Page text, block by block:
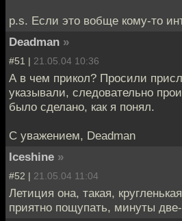
p.s. Если это вобще кому-то
Deadman »
#51 | 21.05.04 10:36
А в чем прикол? Просили
указывали, следовательно
было сделано, как я понял.
С уважением, Deadman
Iceshine »
#52 | 21.05.04 11:04
Летиция она, такая,
приятно пощупать, минуты